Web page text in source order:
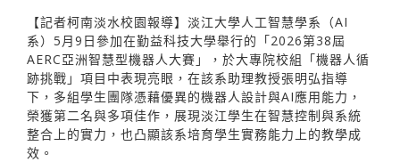
【記者柯南淡水校園報導】淡江大學人工智慧學系（AI
系）5月9日參加在勤益科技大學舉行的「2026第38屆
AERC亞洲智慧型機器人大賽」，於大專院校組「機器人循
跡挑戰」項目中表現亮眼，在該系助理教授張明弘指導
下，多組學生團隊憑藉優異的機器人設計與AI應用能力，
榮獲第二名與多項佳作，展現淡江學生在智慧控制與系統
整合上的實力，也凸顯該系培育學生實務能力上的教學成
效。